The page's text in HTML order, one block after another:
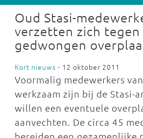
Oud Stasi-
verzetten zich tegen
gedwongen
Kort nieuws - 12 oktober 2011
Voormalig medewerkers
werkzaam zijn bij de Stasi-
willen een eventuele
aanvechten. De circa 45